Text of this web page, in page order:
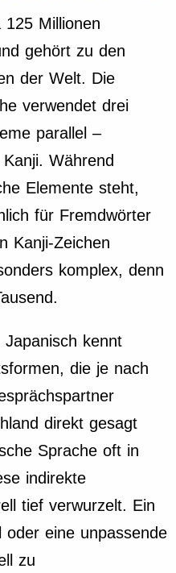
Millionen
gehört zu den
der Welt. Die
verwendet drei
parallel –
Während
Elemente steht,
für Fremdwörter
Kanji-Zeichen
komplex, denn
kennt
die je nach
direkt gesagt
Sprache oft in
indirekte
tief verwurzelt. Ein
oder eine unpassende
zu